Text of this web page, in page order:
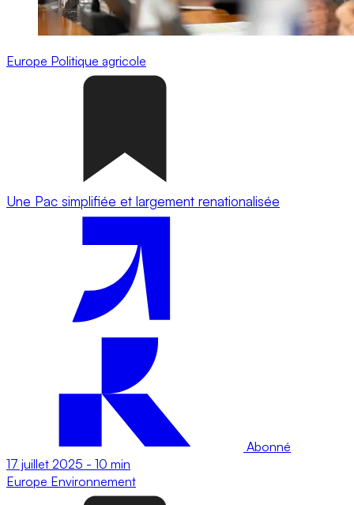
Europe Politique agricole
Une Pac simplifiée et largement renationalisée
Abonné
17 juillet 2025 - 10 min
Europe Environnement